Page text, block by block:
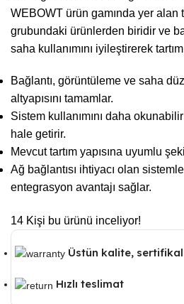
WEBOWT ürün gamında yer alan
grubundaki ürünlerden biridir ve
saha kullanımını iyileştirerek
Bağlantı, görüntüleme ve saha
altyapısını tamamlar.
Sistem kullanımını daha
hale getirir.
Mevcut tartım yapısına uyumlu
Ağ bağlantısı ihtiyacı olan
entegrasyon avantajı sağlar.
14 Kişi bu ürünü inceliyor!
Üstün kalite,
Hızlı teslimat